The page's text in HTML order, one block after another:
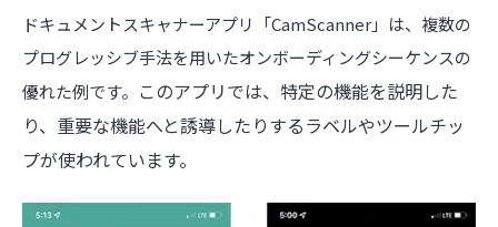
ドキュメントスキャナーアプリ「CamScanner」は、複数の
プログレッシブ手法を用いたオンボーディングシーケンスの
優れた例です。 このアプリでは、特定の機能を説明した
り、重要な機能へと誘導したりするラベルやツールチッ
プが使われています。